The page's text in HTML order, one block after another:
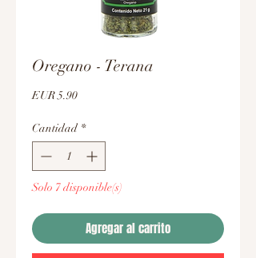
Oregano - Terana
EUR 5.90Precio
Cantidad *
Solo 7 disponible(s)
Agregar al carrito